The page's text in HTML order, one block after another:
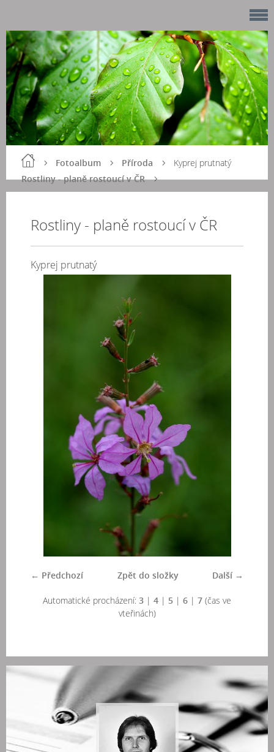
Fotoalbum
Příroda
Rostliny - planě rostoucí v ČR
Kyprej prutnatý
Rostliny - planě rostoucí v ČR
Kyprej prutnatý
← Předchozí Další →
Zpět do složky
Automatické procházení: 3 | 4 | 5 | 6 | 7 (čas ve
vteřinách)